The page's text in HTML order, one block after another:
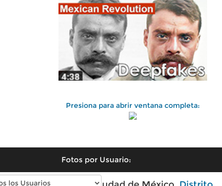
Presiona para abrir ventana completa:
Fotos por Usuario: